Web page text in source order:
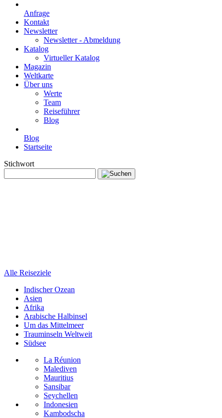
Anfrage
Kontakt
Newsletter
Newsletter - Abmeldung
Katalog
Virtueller Katalog
Magazin
Weltkarte
Über uns
Werte
Team
Reiseführer
Blog
Blog
Startseite
Stichwort
Alle Reiseziele
Indischer Ozean
Asien
Afrika
Arabische Halbinsel
Um das Mittelmeer
Trauminseln Weltweit
Südsee
La Réunion
Malediven
Mauritius
Sansibar
Seychellen
Indonesien
Kambodscha